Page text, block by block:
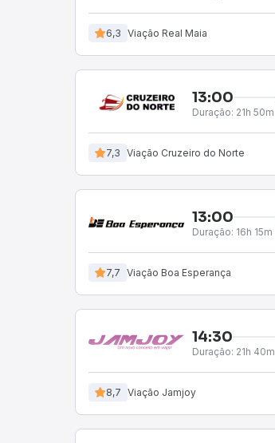
6,3 Viação Real Maia
13:00
Duração: 21h 50m
7,3 Viação Cruzeiro do Norte
13:00
Duração: 16h 15m
7,7 Viação Boa Esperança
14:30
Duração: 21h 40m
8,7 Viação Jamjoy